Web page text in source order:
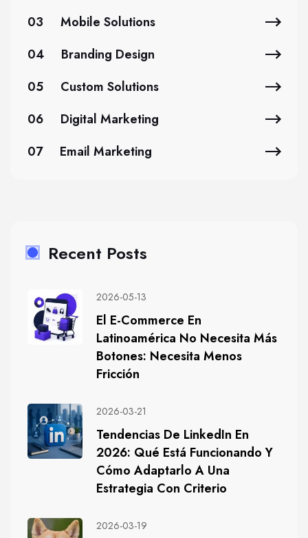
03
Mobile Solutions
04
Branding Design
05
Custom Solutions
06
Digital Marketing
07
Email Marketing
Recent Posts
2026-05-13
El E-Commerce En
Latinoamérica No Necesita Más
Botones: Necesita Menos
Fricción
2026-03-21
Tendencias De LinkedIn En
2026: Qué Está Funcionando Y
Cómo Adaptarlo A Una
Estrategia Con Criterio
2026-03-19